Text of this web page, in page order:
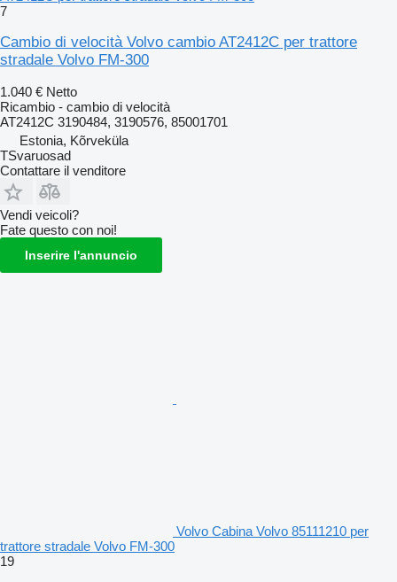
7
Cambio di velocità Volvo cambio AT2412C per trattore
stradale Volvo FM-300
1.040 € Netto
Ricambio - cambio di velocità
AT2412C 3190484, 3190576, 85001701
Estonia, Kõrveküla
TSvaruosad
Contattare il venditore
Vendi veicoli?
Fate questo con noi!
Inserire l'annuncio
Volvo Cabina Volvo 85111210 per
trattore stradale Volvo FM-300
19